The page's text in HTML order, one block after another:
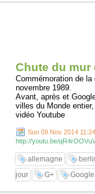
Chute du mur
Commémoration de
novembre 1989.
Avant, après et
villes du Monde
vidéo Youtube
Sun 09 Nov 2014
http://youtu.be/
allemagne
jour
G+ Google